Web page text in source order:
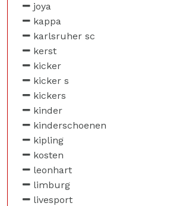
joya
kappa
karlsruher sc
kerst
kicker
kicker s
kickers
kinder
kinderschoenen
kipling
kosten
leonhart
limburg
livesport